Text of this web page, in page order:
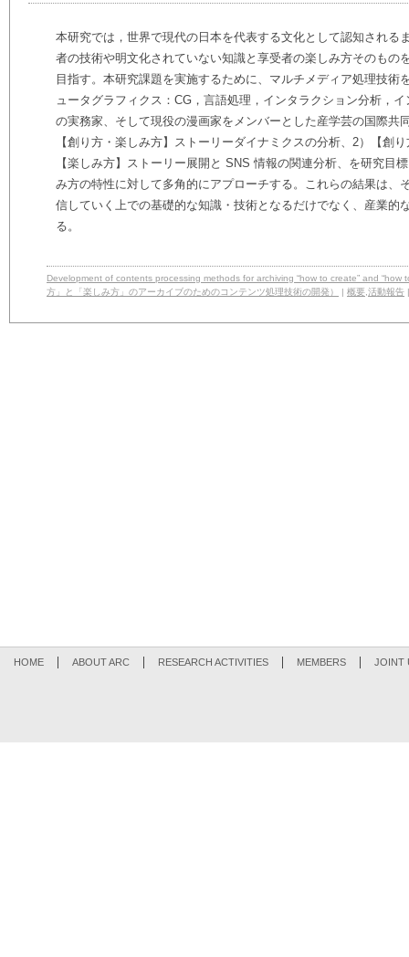
本研究では，世界で現代の日本を代表する文化として認知される
者の技術や明文化されていない知識と享受者の楽しみ方そのもの
目指す。本研究課題を実施するために、マルチメディア処理技術
ュータグラフィクス：CG，言語処理，インタラクション分析，
の実務家、そして現役の漫画家をメンバーとした産学芸の国際共
【創り方・楽しみ方】ストーリーダイナミクスの分析、2）【創
【楽しみ方】ストーリー展開と SNS 情報の関連分析、を研究目
み方の特性に対して多角的にアプローチする。これらの結果は、
信していく上での基礎的な知識・技術となるだけでなく、産業的
る。
Development of contents processing methods for archiving “how to create” and “how
方」と「楽しみ方」のアーカイブのためのコンテンツ処理技術の開発）
| 概要 活動報告
HOME ABOUT ARC RESEARCH ACTIVITIES MEMBERS JOINT